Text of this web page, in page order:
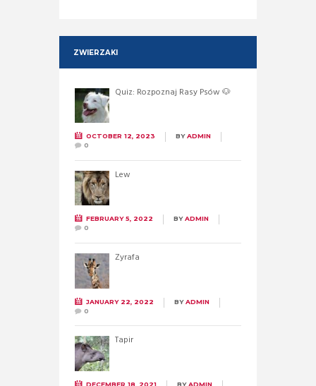
ZWIERZAKI
Quiz: Rozpoznaj Rasy Psów 🐶
OCTOBER 12, 2023 BYADMIN
0
Lew
FEBRUARY 5, 2022 BYADMIN
0
Żyrafa
JANUARY 22, 2022 BYADMIN
0
Tapir
DECEMBER 18, 2021 BYADMIN